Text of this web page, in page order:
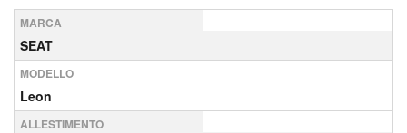
MARCA
SEAT
MODELLO
Leon
ALLESTIMENTO